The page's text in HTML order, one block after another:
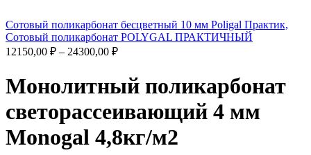
Сотовый поликарбонат бесцветный 10 мм Poligal Практик,
Сотовый поликарбонат POLYGAL ПРАКТИЧНЫЙ
12150,00 ₽ – 24300,00 ₽
Монолитный поликарбонат
светорассеивающий 4 мм
Monogal 4,8кг/м2